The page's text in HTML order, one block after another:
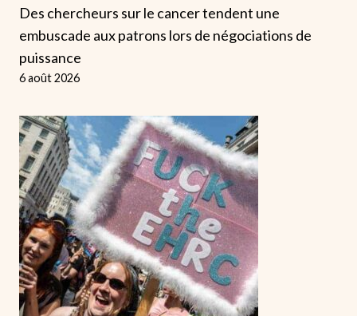
Des chercheurs sur le cancer tendent une
embuscade aux patrons lors de négociations de
puissance
6 août 2026